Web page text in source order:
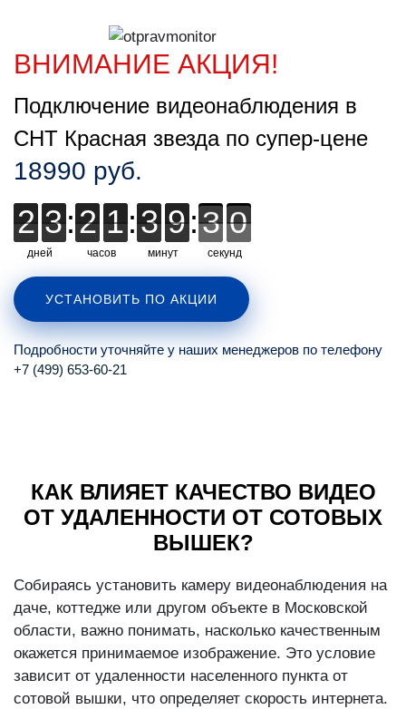
ВНИМАНИЕ АКЦИЯ!
Подключение видеонаблюдения в
СНТ Красная звезда по супер-цене
18990 руб.
дней
2
2 3
3:
часов
2
2 1
1:
минут
3
3 9
9:
секунд
2
2
2 8
9
9
УСТАНОВИТЬ ПО АКЦИИ
Подробности уточняйте у наших менеджеров по телефону
+7 (499) 653-60-21
КАК ВЛИЯЕТ КАЧЕСТВО ВИДЕО
ОТ УДАЛЕННОСТИ ОТ СОТОВЫХ
ВЫШЕК?
Собираясь установить камеру видеонаблюдения на
даче, коттедже или другом объекте в Московской
области, важно понимать, насколько качественным
окажется принимаемое изображение. Это условие
зависит от удаленности населенного пункта от
сотовой вышки, что определяет скорость интернета.